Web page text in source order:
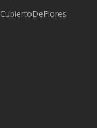
CubiertoDeFlores